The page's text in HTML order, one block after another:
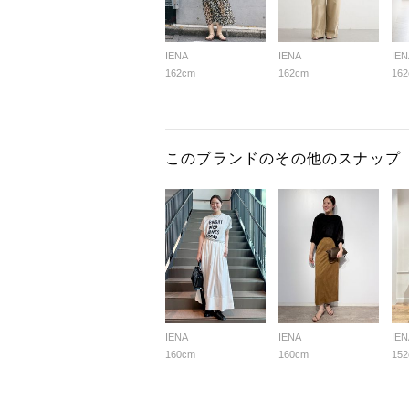
IENA
162cm
IENA
162cm
このブランドのその他のスナップ
IENA
160cm
IENA
160cm